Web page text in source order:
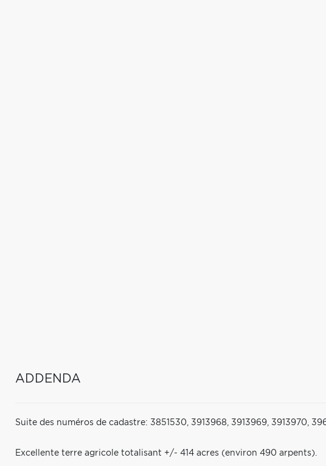
ADDENDA
Suite des numéros de cadastre: 3851530, 3913968, 3913969, 3913970,
Excellente terre agricole totalisant +/- 414 acres (environ 490 arpents).